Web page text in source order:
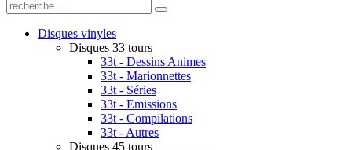
Disques vinyles
Disques 33 tours
33t - Dessins Animes
33t - Marionnettes
33t - Séries
33t - Emissions
33t - Compilations
33t - Autres
Disques 45 tours